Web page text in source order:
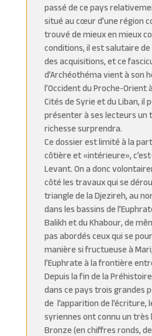
passé de ce pays
situé au cœur d’une région
trouvé de mieux en mieux
conditions, il est salutaire
des acquisitions, et ce
d’Archéothéma vient à son
l’Occident du Proche-Orient
Cités de Syrie et du Liban, il
présenter à ses lecteurs un
richesse surprendra.
Ce dossier est limité à la
côtière et «intérieure»,
Levant. On a donc
côté les travaux qui se
triangle de la Djezireh, au
dans les bassins de
Balikh et du Khabour, de
pas abordés ceux qui se
manière si fructueuse à
l’Euphrate à la frontière
Depuis la fin de la
dans ce pays trois grandes
de l’apparition de l’écriture,
syriennes ont connu un très
Bronze (en chiffres ronds,